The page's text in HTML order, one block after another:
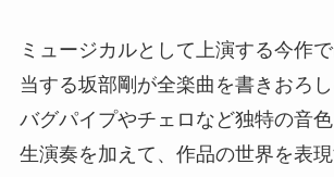
ミュージカルとして上演する今作
当する坂部剛が全楽曲を書きおろし
バグパイプやチェロなど独特の音
生演奏を加えて、作品の世界を表現